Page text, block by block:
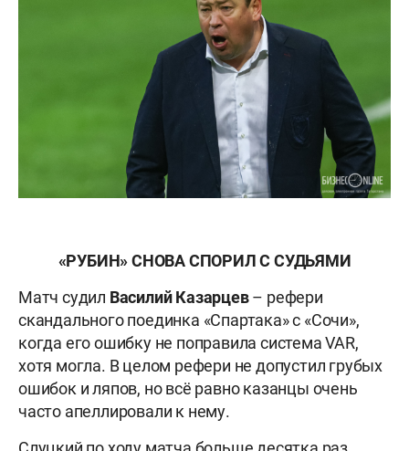
«РУБИН» СНОВА СПОРИЛ С СУДЬЯМИ
Матч судил Василий Казарцев– рефери
скандального поединка «Спартака» с «Сочи»,
когда его ошибку не поправила система VAR,
хотя могла. В целом рефери не допустил грубых
ошибок и ляпов, но всё равно казанцы очень
часто апеллировали к нему.